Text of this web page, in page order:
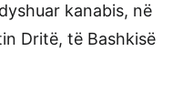
kanabis, në
Dritë, të Bashkisë